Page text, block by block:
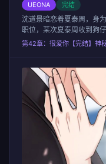
UEONA 完结
沈道景暗恋着夏泰周，身
职位，某次夏泰周收到狗
照片，这对他推出的产品
第42章：很爱你【完结】神